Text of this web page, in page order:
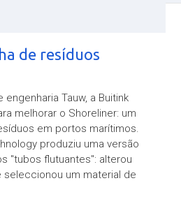
de resíduos
Tauw, a Buitink
melhorar o Shoreliner: um
em portos marítimos.
produziu uma versão
"tubos flutuantes": alterou
um material de